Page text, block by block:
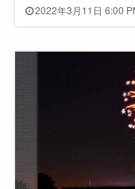
2022年3月11日 6:00